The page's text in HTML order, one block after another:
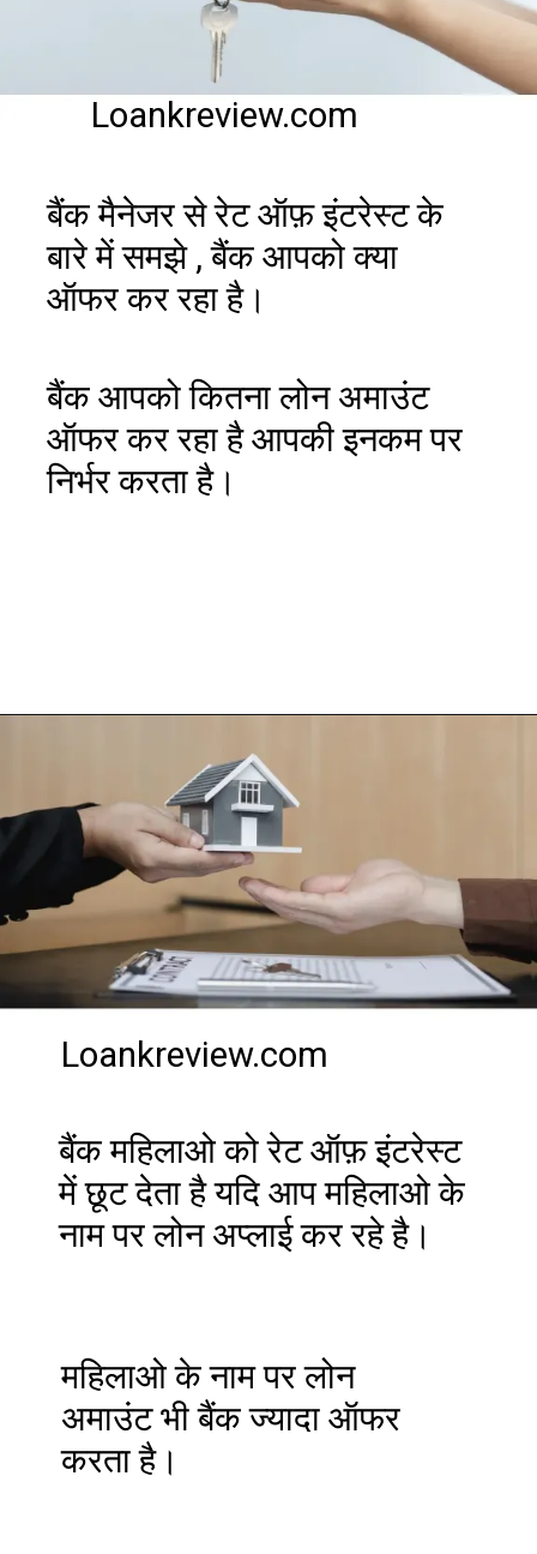
Loankreview.com
बैंक मैनेजर से रेट ऑफ़ इंटरेस्ट के
बारे में समझे , बैंक आपको क्या
ऑफर कर रहा है।
बैंक आपको कितना लोन अमाउंट
ऑफर कर रहा है आपकी इनकम पर
निर्भर करता है।
बैंक महिलाओ को रेट ऑफ़ इंटरेस्ट
में छूट देता है यदि आप महिलाओ के
नाम पर लोन अप्लाई कर रहे है।
Loankreview.com
महिलाओ के नाम पर लोन
अमाउंट भी बैंक ज्यादा ऑफर
करता है।